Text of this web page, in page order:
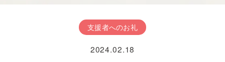
子どものための仕組みづくり
コミュニティ（地域交流・公益事業）
職員の仕事
支援について
支援者へのお礼
2024.02.18